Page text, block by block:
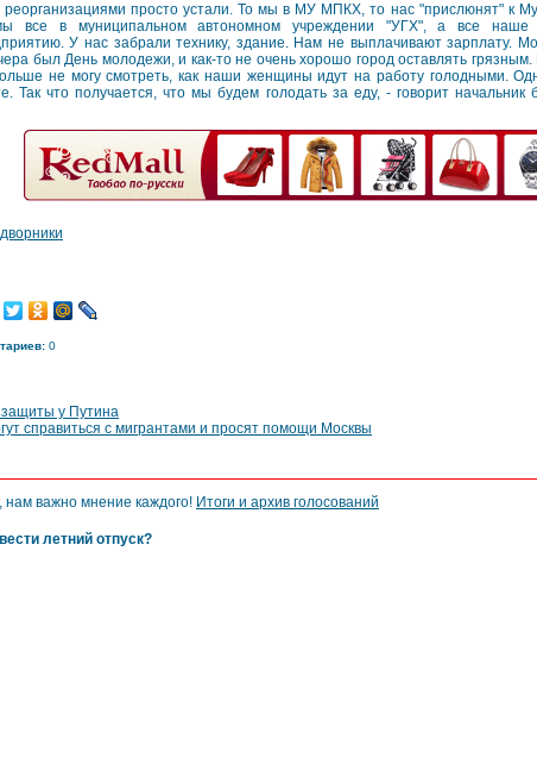
просто устали. То мы в МУ МПКХ, то нас "прислюнят" к
все в муниципальном автономном учреждении "УГХ", а все наше
У нас забрали технику, здание. Нам не выплачивают зарплату.
был День молодежи, и как-то не очень хорошо город оставлять
не могу смотреть, как наши женщины идут на работу голодными.
Так что получается, что мы будем голодать за еду, - говорит начальник
дворники
0
у Путина
справиться с мигрантами и просят помощи Москвы
, нам важно мнение каждого! Итоги и архив голосований
летний отпуск?